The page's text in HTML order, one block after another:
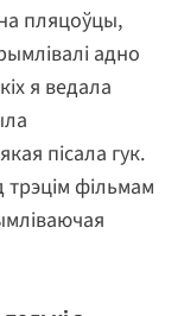
пляцоўцы,
адно
я ведала
пісала гук.
фільмам